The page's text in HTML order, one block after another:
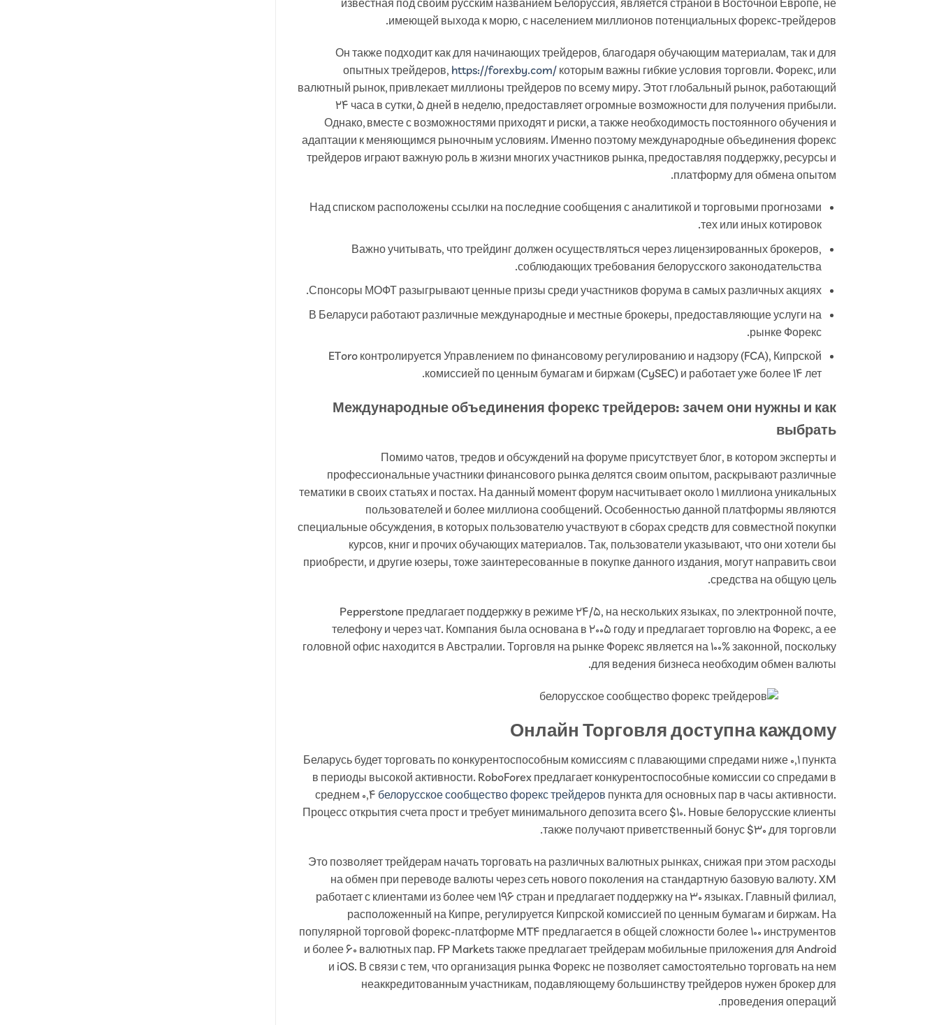
известная под своим русским названием Белоруссия, является страной в Восточной Европе, не
имеющей выхода к морю, с населением миллионов потенциальных форекс-трейдеров.
Он также подходит как для начинающих трейдеров, благодаря обучающим материалам, так и для
опытных трейдеров, https://forexby.com/которым важны гибкие условия торговли. Форекс‚ или
валютный рынок‚ привлекает миллионы трейдеров по всему миру. Этот глобальный рынок‚ работающий
24 часа в сутки‚ 5 дней в неделю‚ предоставляет огромные возможности для получения прибыли.
Однако‚ вместе с возможностями приходят и риски‚ а также необходимость постоянного обучения и
адаптации к меняющимся рыночным условиям. Именно поэтому международные объединения форекс
трейдеров играют важную роль в жизни многих участников рынка‚ предоставляя поддержку‚ ресурсы и
платформу для обмена опытом.
Над списком расположены ссылки на последние сообщения с аналитикой и торговыми прогнозами
тех или иных котировок.
Важно учитывать, что трейдинг должен осуществляться через лицензированных брокеров,
соблюдающих требования белорусского законодательства.
Спонсоры МОФТ разыгрывают ценные призы среди участников форума в самых различных акциях.
В Беларуси работают различные международные и местные брокеры, предоставляющие услуги на
рынке Форекс.
EToro контролируется Управлением по финансовому регулированию и надзору (FCA), Кипрской
комиссией по ценным бумагам и биржам (CySEC) и работает уже более 14 лет.
Международные объединения форекс трейдеров: зачем они нужны и как
выбрать
Помимо чатов, тредов и обсуждений на форуме присутствует блог, в котором эксперты и
профессиональные участники финансового рынка делятся своим опытом, раскрывают различные
тематики в своих статьях и постах. На данный момент форум насчитывает около 1 миллиона уникальных
пользователей и более миллиона сообщений. Особенностью данной платформы являются
специальные обсуждения, в которых пользователю участвуют в сборах средств для совместной покупки
курсов, книг и прочих обучающих материалов. Так, пользователи указывают, что они хотели бы
приобрести, и другие юзеры, тоже заинтересованные в покупке данного издания, могут направить свои
средства на общую цель.
Pepperstone предлагает поддержку в режиме 24/5, на нескольких языках, по электронной почте,
телефону и через чат. Компания была основана в 2005 году и предлагает торговлю на Форекс, а ее
головной офис находится в Австралии. Торговля на рынке Форекс является на 100% законной, поскольку
для ведения бизнеса необходим обмен валюты.
Онлайн Торговля доступна каждому
Беларусь будет торговать по конкурентоспособным комиссиям с плавающими спредами ниже 0,1 пункта
в периоды высокой активности. RoboForex предлагает конкурентоспособные комиссии со спредами в
среднем 0,4 белорусское сообщество форекс трейдеров пункта для основных пар в часы активности.
Процесс открытия счета прост и требует минимального депозита всего $10. Новые белорусские клиенты
также получают приветственный бонус $30 для торговли.
Это позволяет трейдерам начать торговать на различных валютных рынках, снижая при этом расходы
на обмен при переводе валюты через сеть нового поколения на стандартную базовую валюту. XM
работает с клиентами из более чем 196 стран и предлагает поддержку на 30 языках. Главный филиал,
расположенный на Кипре, регулируется Кипрской комиссией по ценным бумагам и биржам. На
популярной торговой форекс-платформе MT4 предлагается в общей сложности более 100 инструментов
и более 60 валютных пар. FP Markets также предлагает трейдерам мобильные приложения для Android
и iOS. В связи с тем, что организация рынка Форекс не позволяет самостоятельно торговать на нем
неаккредитованным участникам, подавляющему большинству трейдеров нужен брокер для
проведения операций.